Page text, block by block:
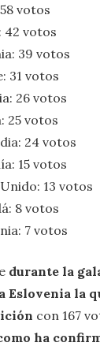
votos
42 votos
39 votos
31 votos
26 votos
25 votos
24 votos
15 votos
13 votos
8 votos
7 votos
durante la
Eslovenia la
con 167
ha